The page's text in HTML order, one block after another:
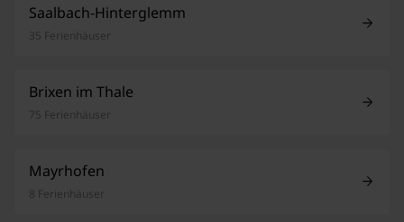
Saalbach-Hinterglemm
35 Ferienhäuser
Brixen im Thale
75 Ferienhäuser
Mayrhofen
8 Ferienhäuser